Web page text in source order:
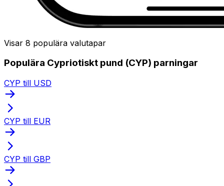
Visar 8 populära valutapar
Populära Cypriotiskt pund (CYP) parningar
CYP till USD
CYP till EUR
CYP till GBP